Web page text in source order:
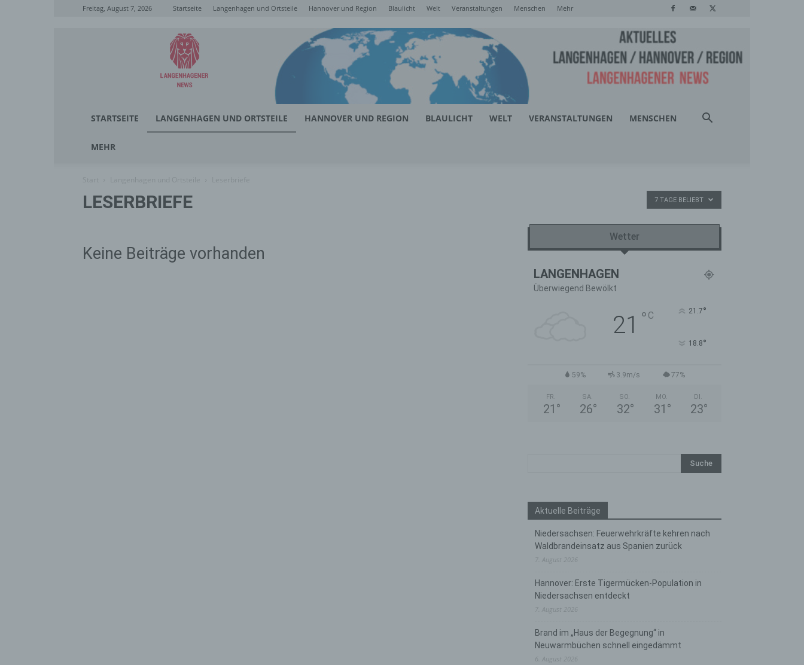
Freitag, August 7, 2026 Startseite Langenhagen und Ortsteile Hannover und Region Blaulicht Welt Veranstaltungen Menschen Mehr
Langenhagener
News
STARTSEITE LANGENHAGEN UND ORTSTEILE HANNOVER UND REGION BLAULICHT WELT VERANSTALTUNGEN MENSCHEN
MEHR
LESERBRIEFE 7 TAGE BELIEBT
Keine Beiträge vorhanden
Wetter
LANGENHAGEN
Überwiegend Bewölkt
21 ° C 21.7°
18.8°
59% 3.9m/s 77%
FR.
21 °
SA.
26°
SO.
32°
MO.
31 °
DI.
23°
Aktuelle Beiträge
Niedersachsen: Feuerwehrkräfte kehren nach
Waldbrandeinsatz aus Spanien zurück
7. August 2026
Hannover: Erste Tigermücken-Population in
Niedersachsen entdeckt
7. August 2026
Brand im „Haus der Begegnung“ in
Neuwarmbüchen schnell eingedämmt
6. August 2026